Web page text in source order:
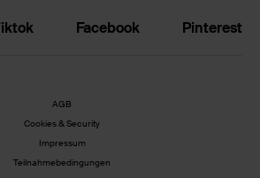
Facebook Pinterest
AGB
Cookies & Security
Impressum
Teilnahmebedingungen